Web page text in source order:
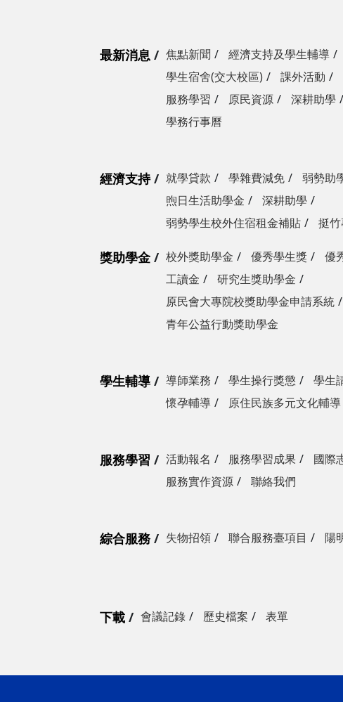
最新消息 焦點新聞 經濟支持及學生輔導
學生宿舍(交大校區)
課外活動
服務學習
原民資源 深耕助學
學務行事曆
經濟支持 就學貸款 學雜費減免 弱勢助
煦日生活助學金
深耕助學
弱勢學生校外住宿租金補貼
挺
獎助學金 校外獎助學金 優秀學生獎
優
工讀金
研究生獎助學金
原民會大專院校獎助學金申請系統
青年公益行動獎助學金
學生輔導 導師業務 學生操行獎懲 學生
懷孕輔導
原住民族多元文化輔導
服務學習 活動報名 服務學習成果 國際
服務實作資源
聯絡我們
綜合服務 失物招領 聯合服務臺項目 陽
下載 會議記錄 歷史檔案 表單